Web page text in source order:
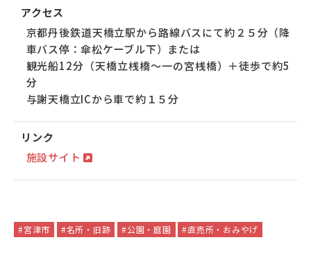
アクセス
京都丹後鉄道天橋立駅から路線バスにて約２５分（降
車バス停：傘松ケーブル下）または
観光船12分（天橋立桟橋～一の宮桟橋）＋徒歩で約5
分
与謝天橋立ICから車で約１５分
リンク
施設サイト
#宮津市 #名所・旧跡 #公園・庭園 #直売所・おみやげ